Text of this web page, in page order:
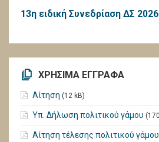
13η ειδική Συνεδρίαση ΔΣ 2026
ΧΡΗΣΙΜΑ ΕΓΓΡΑΦΑ
Αίτηση (12 kB)
Υπ. Δήλωση πολιτικού γάμου
Αίτηση τέλεσης πολιτικού γάμου